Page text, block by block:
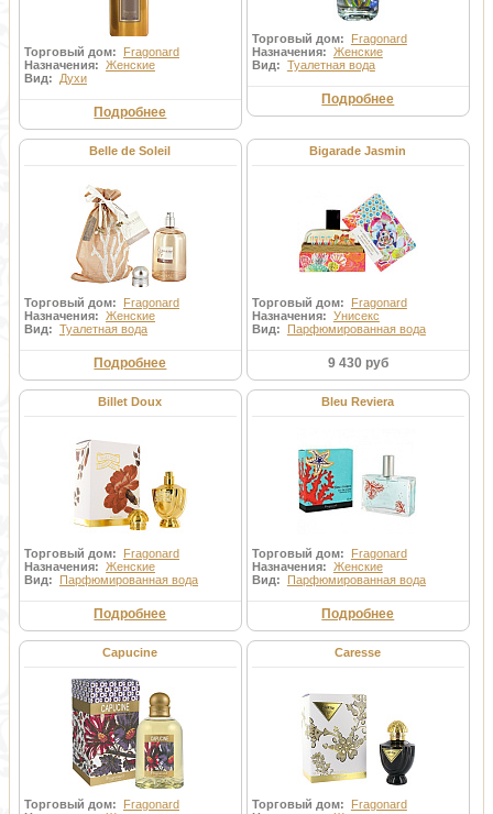
Торговый дом: Fragonard
Назначения: Женские
Вид: Духи
Подробнее
Торговый дом: Fragonard
Назначения: Женские
Вид: Туалетная вода
Подробнее
Belle de Soleil
Торговый дом: Fragonard
Назначения: Женские
Вид: Туалетная вода
Подробнее
Bigarade Jasmin
Торговый дом: Fragonard
Назначения: Унисекс
Вид: Парфюмированная вода
9 430 руб
Billet Doux
Торговый дом: Fragonard
Назначения: Женские
Вид: Парфюмированная вода
Подробнее
Bleu Reviera
Торговый дом: Fragonard
Назначения: Женские
Вид: Парфюмированная вода
Подробнее
Capucine
Торговый дом: Fragonard
Caresse
Торговый дом: Fragonard